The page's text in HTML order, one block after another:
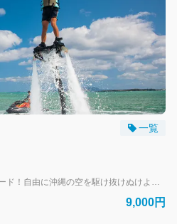
一覧
水圧で水面から空を飛ぶフライボード！自由に沖縄の空を駆け抜けぬけよう！ --- リザンシーパークホテル谷茶ベイにお泊まりのお客様専用の予約フォームです。 外来のお客様は、当日直接受付にお越しください。
9,000円